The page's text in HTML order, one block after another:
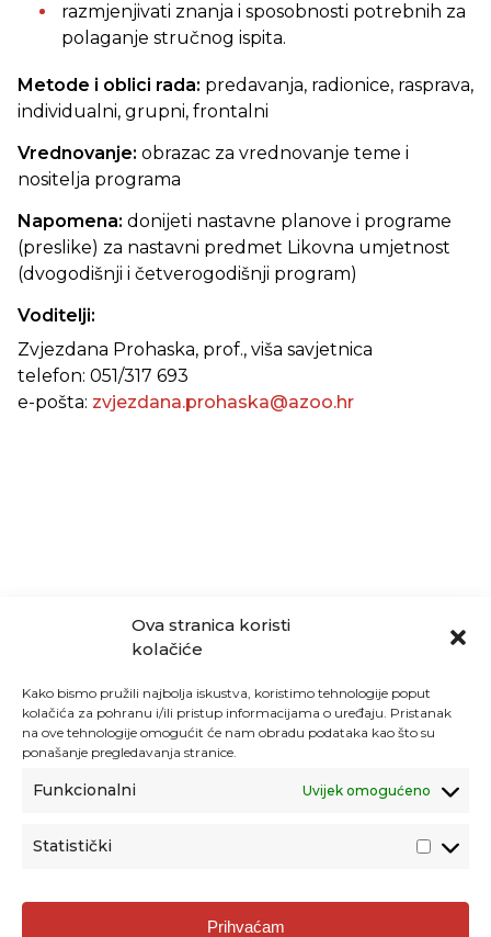
Ova stranica koristi
kolačiće
Kako bismo pružili najbolja iskustva, koristimo tehnologije poput
kolačića za pohranu i/ili pristup informacijama o uređaju. Pristanak
na ove tehnologije omogućit će nam obradu podataka kao što su
ponašanje pregledavanja stranice.
Funkcionalni Uvijek omogućeno
Statistički
Prihvaćam
razmjenjivati znanja i sposobnosti potrebnih za
polaganje stručnog ispita.
Metode i oblici rada: predavanja, radionice, rasprava,
individualni, grupni, frontalni
Vrednovanje: obrazac za vrednovanje teme i
nositelja programa
Napomena: donijeti nastavne planove i programe
(preslike) za nastavni predmet Likovna umjetnost
(dvogodišnji i četverogodišnji program)
Voditelji:
Zvjezdana Prohaska, prof., viša savjetnica
telefon: 051/317 693
e-pošta: zvjezdana.prohaska@azoo.hr
Agencija za odgoj i obrazovanje